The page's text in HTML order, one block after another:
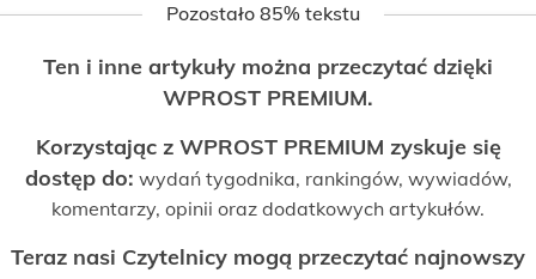
Pozostało 85% tekstu
Ten i inne artykuły można przeczytać dzięki
WPROST PREMIUM.
Korzystając z WPROST PREMIUM zyskuje się
dostęp do: wydań tygodnika, rankingów, wywiadów,
komentarzy, opinii oraz dodatkowych artykułów.
Teraz nasi Czytelnicy mogą przeczytać najnowszy